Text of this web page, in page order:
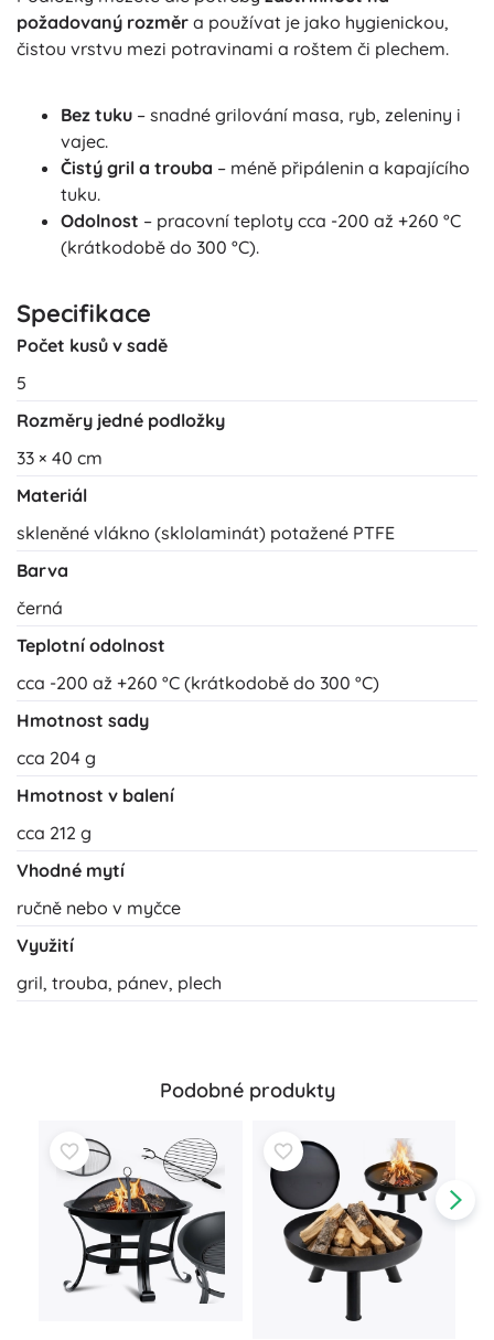
požadovaný rozměr a používat je jako hygienickou,
čistou vrstvu mezi potravinami a roštem či plechem.
Bez tuku – snadné grilování masa, ryb, zeleniny i
vajec.
Čistý gril a trouba – méně připálenin a kapajícího
tuku.
Odolnost – pracovní teploty cca -200 až +260 °C
(krátkodobě do 300 °C).
Specifikace
Počet kusů v sadě
5
Rozměry jedné podložky
33 × 40 cm
Materiál
skleněné vlákno (sklolaminát) potažené PTFE
Barva
černá
Teplotní odolnost
cca -200 až +260 °C (krátkodobě do 300 °C)
Hmotnost sady
cca 204 g
Hmotnost v balení
cca 212 g
Vhodné mytí
ručně nebo v myčce
Využití
gril, trouba, pánev, plech
Podobné produkty